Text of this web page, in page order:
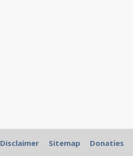
Disclaimer Sitemap Donaties